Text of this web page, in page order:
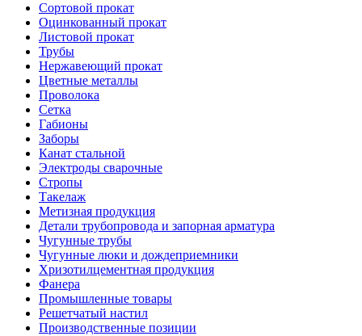
Сортовой прокат
Оцинкованный прокат
Листовой прокат
Трубы
Нержавеющий прокат
Цветные металлы
Проволока
Сетка
Габионы
Заборы
Канат стальной
Электроды сварочные
Стропы
Такелаж
Метизная продукция
Детали трубопровода и запорная арматура
Чугунные трубы
Чугунные люки и дождеприемники
Хризотилцементная продукция
Фанера
Промышленные товары
Решетчатый настил
Производственные позиции